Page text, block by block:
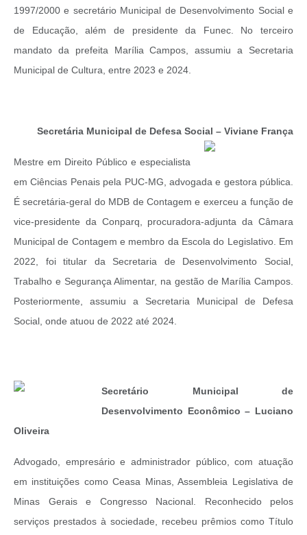
1997/2000 e secretário Municipal de Desenvolvimento Social e
de Educação, além de presidente da Funec. No terceiro
mandato da prefeita Marília Campos, assumiu a Secretaria
Municipal de Cultura, entre 2023 e 2024.
Secretária Municipal de Defesa Social – Viviane França
Mestre em Direito Público e especialista
em Ciências Penais pela PUC-MG, advogada e gestora pública.
É secretária-geral do MDB de Contagem e exerceu a função de
vice-presidente da Conparq, procuradora-adjunta da Câmara
Municipal de Contagem e membro da Escola do Legislativo. Em
2022, foi titular da Secretaria de Desenvolvimento Social,
Trabalho e Segurança Alimentar, na gestão de Marília Campos.
Posteriormente, assumiu a Secretaria Municipal de Defesa
Social, onde atuou de 2022 até 2024.
Secretário Municipal de
Desenvolvimento Econômico – Luciano
Oliveira
Advogado, empresário e administrador público, com atuação
em instituições como Ceasa Minas, Assembleia Legislativa de
Minas Gerais e Congresso Nacional. Reconhecido pelos
serviços prestados à sociedade, recebeu prêmios como Título